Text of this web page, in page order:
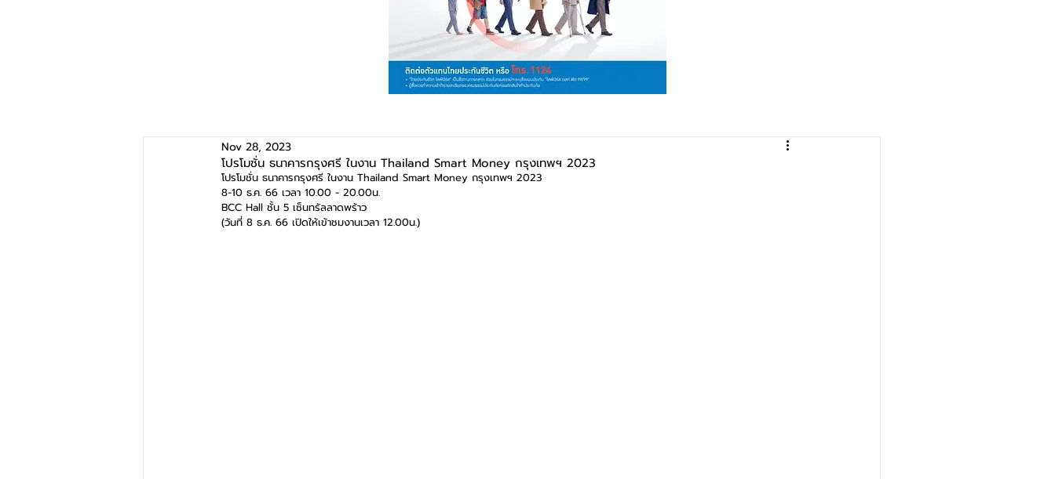
โปรโมชั่น ธนาคารกรุงศรี ในงาน Thailand Smart Money กรุงเทพฯ 2023
Nov 28, 2023
โปรโมชั่น ธนาคารกรุงศรี ในงาน Thailand Smart Money กรุงเทพฯ 2023
8-10 ธ.ค. 66 เวลา 10.00 - 20.00น.
BCC Hall ชั้น 5 เซ็นทรัลลาดพร้าว
(วันที่ 8 ธ.ค. 66 เปิดให้เข้าชมงานเวลา 12.00น.)